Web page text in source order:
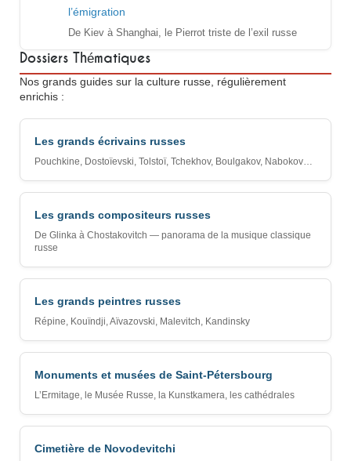
l’émigration
De Kiev à Shanghai, le Pierrot triste de l’exil russe
Dossiers Thématiques
Nos grands guides sur la culture russe, régulièrement
enrichis :
Les grands écrivains russes
Pouchkine, Dostoïevski, Tolstoï, Tchekhov, Boulgakov, Nabokov…
Les grands compositeurs russes
De Glinka à Chostakovitch — panorama de la musique classique
russe
Les grands peintres russes
Répine, Kouïndji, Aïvazovski, Malevitch, Kandinsky
Monuments et musées de Saint-Pétersbourg
L’Ermitage, le Musée Russe, la Kunstkamera, les cathédrales
Cimetière de Novodevitchi